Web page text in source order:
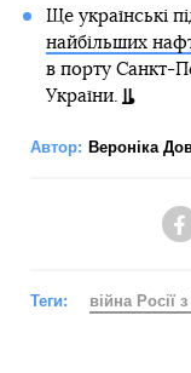
Ще українські
найбільших
в порту Санкт-
України.
Автор: Вероніка
Теги: війна Росії